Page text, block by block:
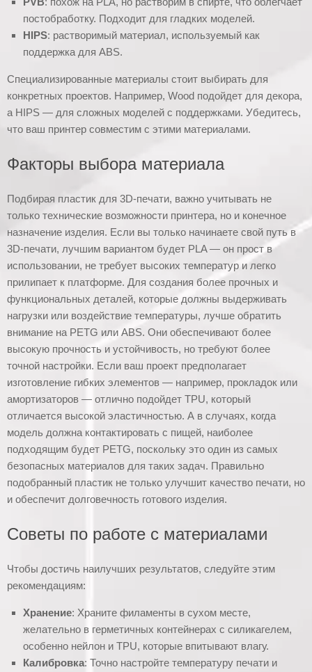
постобработку. Подходит для гладких моделей.
HIPS: растворимый материал, используемый как
поддержка для ABS.
Специализированные материалы стоит выбирать для
конкретных проектов. Например, Wood подойдет для декора,
а HIPS — для сложных моделей с поддержками. Убедитесь,
что ваш принтер совместим с этими материалами.
Факторы выбора материала
Подбирая пластик для 3D-печати, важно учитывать не
только технические возможности принтера, но и конечное
назначение изделия. Если вы только начинаете свой путь в
3D-печати, лучшим вариантом будет PLA — он прост в
использовании, не требует высоких температур и легко
прилипает к платформе. Для создания более прочных и
функциональных деталей, которые должны выдерживать
нагрузки или воздействие температуры, лучше обратить
внимание на PETG или ABS. Они обеспечивают более
высокую прочность и устойчивость, но требуют более
точной настройки. Если ваш проект предполагает
изготовление гибких элементов — например, прокладок или
амортизаторов — отлично подойдет TPU, который
отличается высокой эластичностью. А в случаях, когда
модель должна контактировать с пищей, наиболее
подходящим будет PETG, поскольку это один из самых
безопасных материалов для таких задач. Правильно
подобранный пластик не только улучшит качество печати, но
и обеспечит долговечность готового изделия.
Советы по работе с материалами
Чтобы достичь наилучших результатов, следуйте этим
рекомендациям:
Хранение: Храните филаменты в сухом месте,
желательно в герметичных контейнерах с силикагелем,
особенно нейлон и TPU, которые впитывают влагу.
Калибровка: Точно настройте температуру печати и